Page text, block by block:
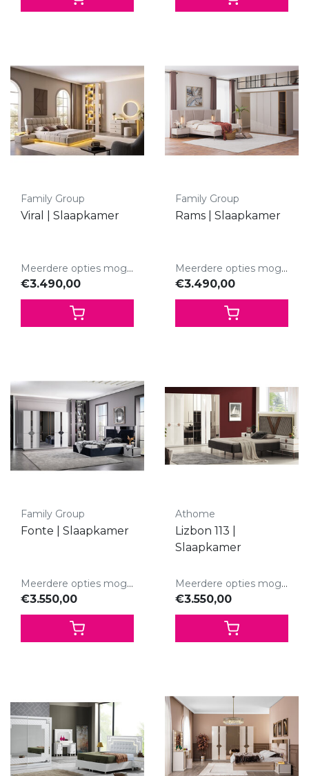
Family Group
Viral | Slaapkamer
Meerdere opties mogelijk.
€3.490,00
Family Group
Rams | Slaapkamer
Meerdere opties mogelijk.
€3.490,00
Family Group
Fonte | Slaapkamer
Meerdere opties mogelijk.
€3.550,00
Athome
Lizbon 113 |
Slaapkamer
Meerdere opties mogelijk.
€3.550,00